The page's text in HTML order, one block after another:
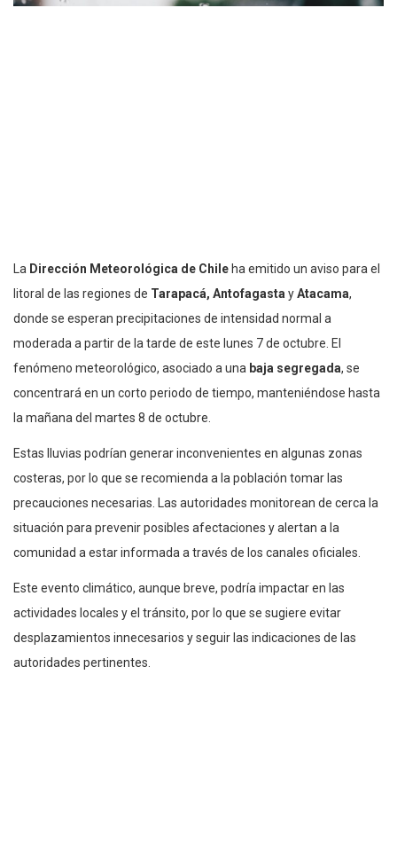
La Dirección Meteorológica de Chile ha emitido un aviso para el
litoral de las regiones de Tarapacá, Antofagasta yAtacama,
donde se esperan precipitaciones de intensidad normal a
moderada a partir de la tarde de este lunes 7 de octubre. El
fenómeno meteorológico, asociado a una baja segregada, se
concentrará en un corto periodo de tiempo, manteniéndose hasta
la mañana del martes 8 de octubre.
Estas lluvias podrían generar inconvenientes en algunas zonas
costeras, por lo que se recomienda a la población tomar las
precauciones necesarias. Las autoridades monitorean de cerca la
situación para prevenir posibles afectaciones y alertan a la
comunidad a estar informada a través de los canales oficiales.
Este evento climático, aunque breve, podría impactar en las
actividades locales y el tránsito, por lo que se sugiere evitar
desplazamientos innecesarios y seguir las indicaciones de las
autoridades pertinentes.